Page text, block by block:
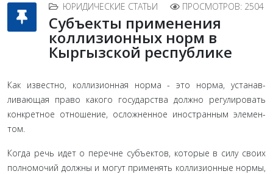
ЮРИДИЧЕСКИЕ СТАТЬИ ПРОСМОТРОВ: 2504
Субъекты применения
коллизионных норм в
Кыргызской республике
Как известно, коллизионная норма - это норма, устанав­
ливающая право какого государства должно регулировать
конкретное отношение, осложненное иностранным элемен­
том.
Когда речь идет о перечне субъектов, которые в силу своих
полномочий должны и могут применять коллизионные нор­мы,